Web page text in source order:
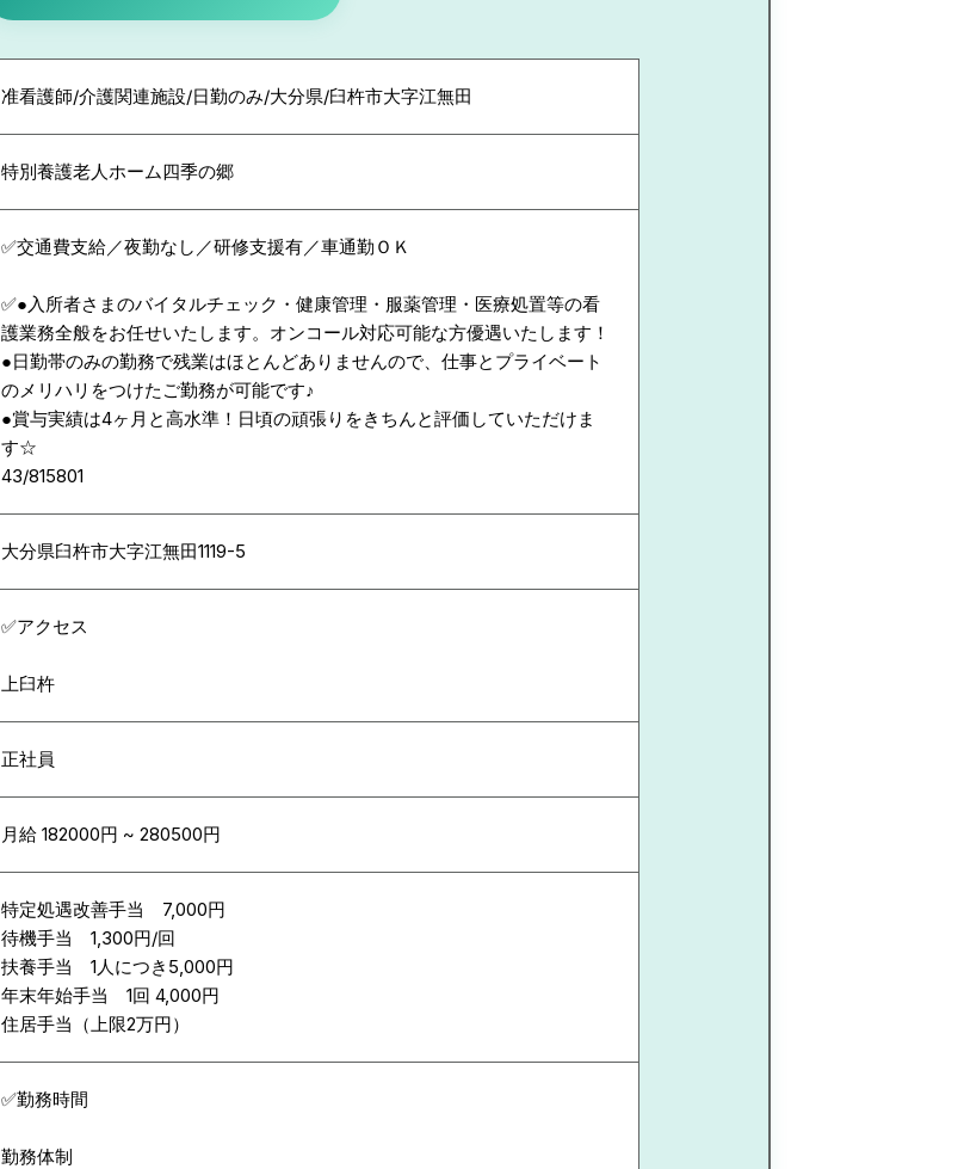
准看護師/介護関連施設/日勤のみ/大分県/臼杵市大字江無田
特別養護老人ホーム四季の郷
✅交通費支給／夜勤なし／研修支援有／車通勤ＯＫ
✅●入所者さまのバイタルチェック・健康管理・服薬管理・医療処置等の看
護業務全般をお任せいたします。オンコール対応可能な方優遇いたします！
●日勤帯のみの勤務で残業はほとんどありませんので、仕事とプライベート
のメリハリをつけたご勤務が可能です♪
●賞与実績は4ヶ月と高水準！日頃の頑張りをきちんと評価していただけま
す☆
43/815801
大分県臼杵市大字江無田1119-5
✅アクセス
上臼杵
正社員
月給 182000円 ~ 280500円
特定処遇改善手当 7,000円
待機手当 1,300円/回
扶養手当 1人につき5,000円
年末年始手当 1回 4,000円
住居手当（上限2万円）
✅勤務時間
勤務体制